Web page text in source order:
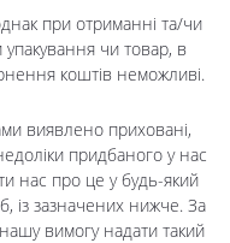
при отриманні та/чи
чи товар, в
коштів неможливі.
виявлено приховані,
придбаного у нас
нас про це у будь-який
із зазначених нижче. За
вимогу надати такий